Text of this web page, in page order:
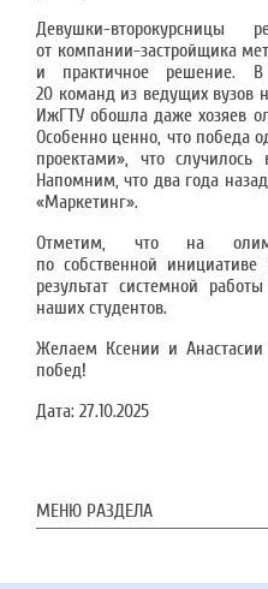
Девушки-
от компании-застройщика
и практичное решение. В
20 команд из ведущих вузов
ИжГТУ обошла даже хозяев
Особенно ценно, что победа
проектами», что
Напомним, что два года
«Маркетинг».
Отметим, что на
по собственной
результат системной
наших студентов.
Желаем Ксении и
побед!
Дата: 27.10.2025
МЕНЮ РАЗДЕЛА